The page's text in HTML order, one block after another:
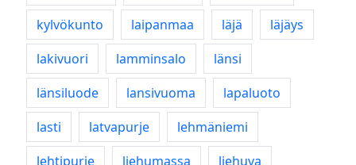
kylvökunto
laipanmaa läjä
läjäys
lakivuori
lamminsalo
länsi
länsiluode
lansivuoma
lapaluoto
lasti
latvapurje
lehmäniemi
lehtipurje
liehumassa
liehuva